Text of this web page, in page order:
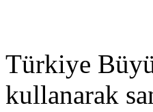
Türkiye
kullanarak